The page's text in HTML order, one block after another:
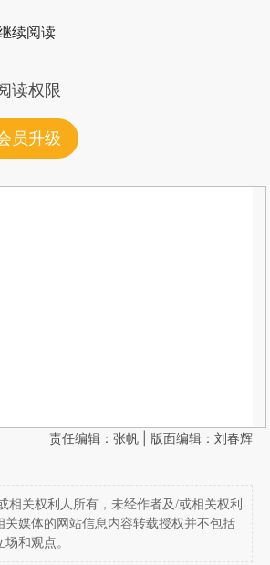
续阅读
读权限
员升级
责任编辑：张帆 | 版面编辑：刘春辉
关权利人所有，未经作者及/或相关权利
媒体的网站信息内容转载授权并不包括
和观点。